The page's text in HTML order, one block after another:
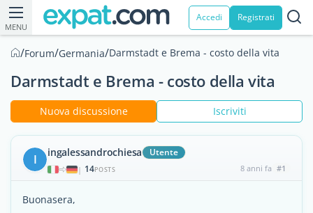
MENU
Accedi Registrati
/Forum/Germania/Darmstadt e Brema - costo della vita
Darmstadt e Brema - costo della vita
Nuova discussione Iscriviti
I ingalessandrochiesa Utente
| 14POSTS 8 anni fa #1
Buonasera,